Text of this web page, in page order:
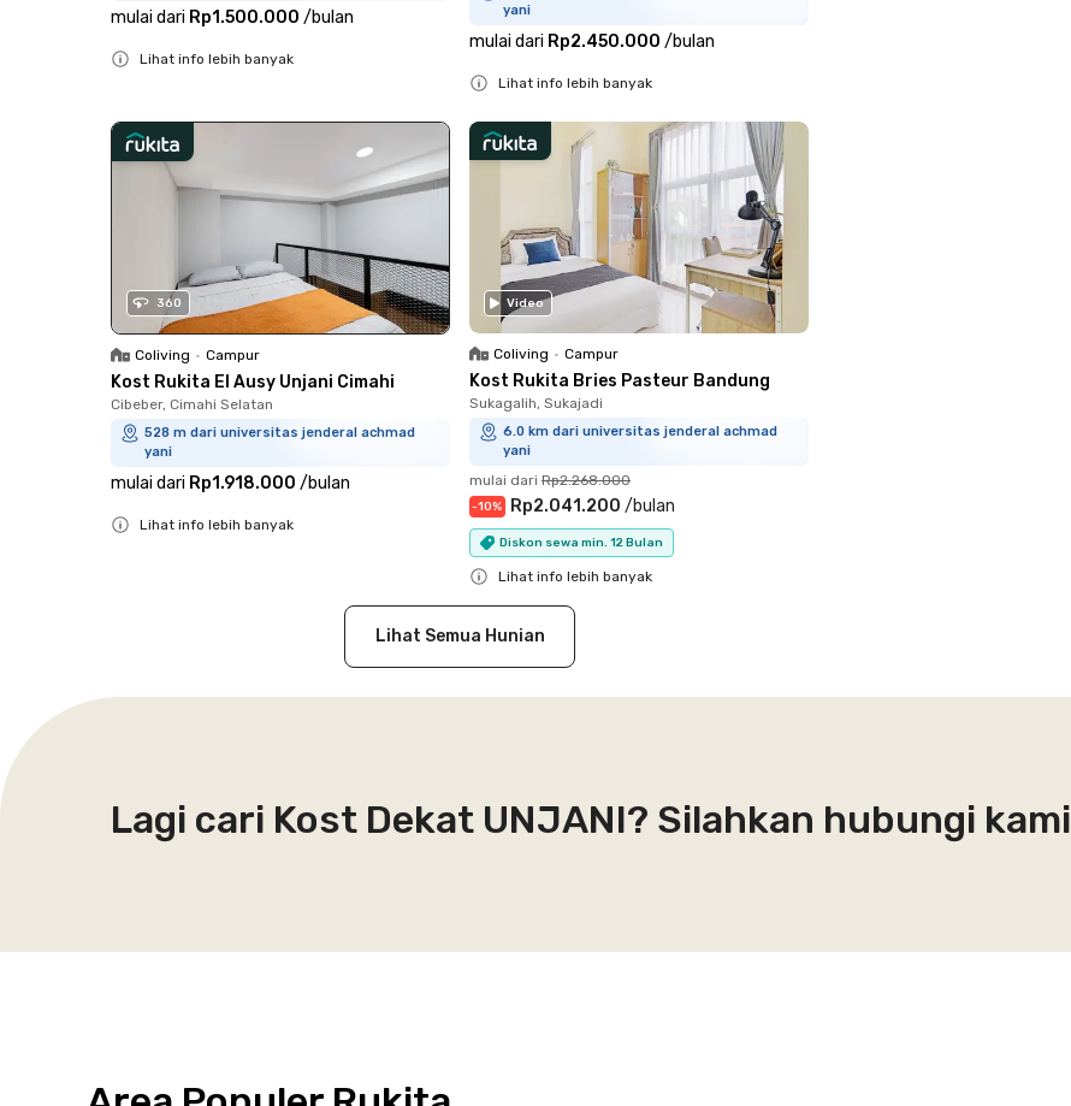
mulai dari Rp1.500.000 /bulan
Lihat info lebih banyak
yani
mulai dari Rp2.450.000 /bulan
Lihat info lebih banyak
360
Coliving • Campur
Kost Rukita El Ausy Unjani Cimahi
Cibeber, Cimahi Selatan
528 m dari universitas jenderal achmad
yani
mulai dari Rp1.918.000 /bulan
Lihat info lebih banyak
Video
Coliving • Campur
Kost Rukita Bries Pasteur Bandung
Sukagalih, Sukajadi
6.0 km dari universitas jenderal achmad
yani
mulai dari Rp2.268.000
-10% Rp2.041.200 /bulan
Diskon sewa min. 12 Bulan
Close
Lihat info lebih banyak
Lihat Semua Hunian
Lagi cari Kost Dekat UNJANI? Silahkan hubungi kami